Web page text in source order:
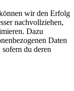
wir den Erfolg
nachvollziehen,
Dazu
Daten
du deren